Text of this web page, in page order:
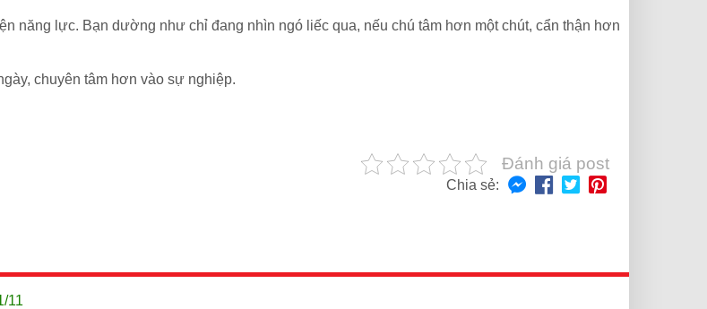
năng lực. Bạn dường như chỉ đang nhìn ngó liếc qua, nếu chú tâm hơn một chút, cẩn thận hơn
chuyên tâm hơn vào sự nghiệp.
Đánh giá post
Chia sẻ:
11